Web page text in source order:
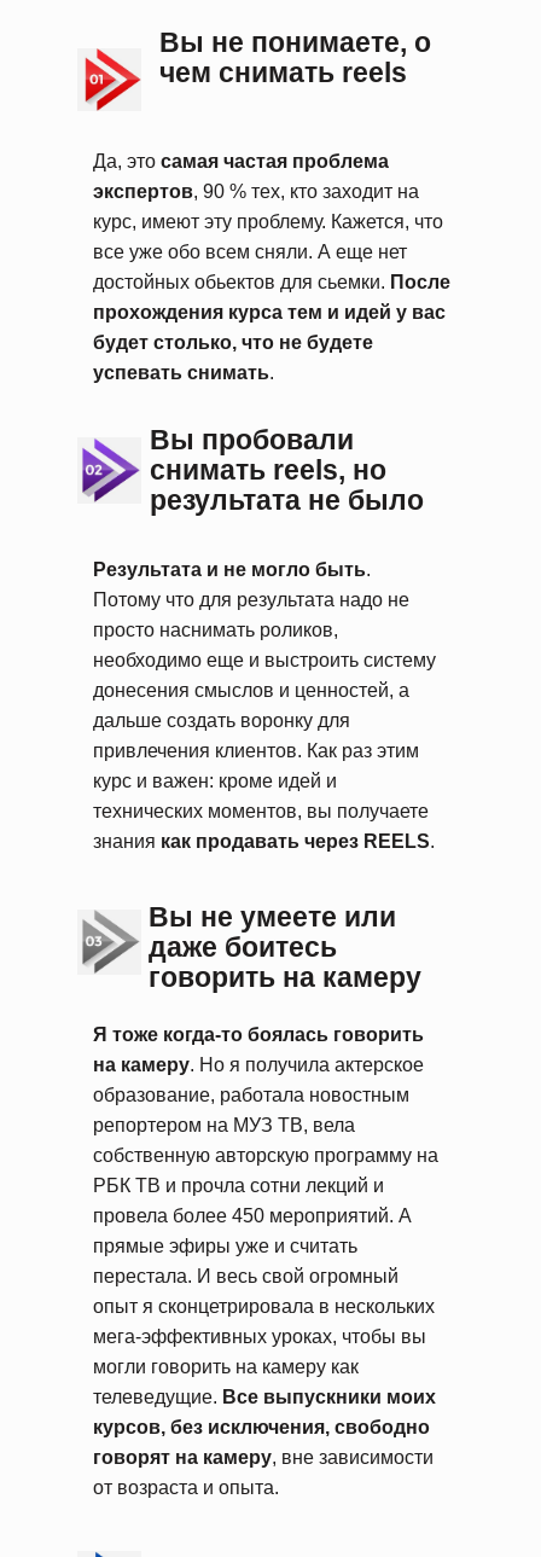
Вы не понимаете, о
чем снимать reels
Да, это самая частая проблема
экспертов, 90 % тех, кто заходит на
курс, имеют эту проблему. Кажется, что
все уже обо всем сняли. А еще нет
достойных обьектов для сьемки. После
прохождения курса тем и идей у вас
будет столько, что не будете
успевать снимать.
Вы пробовали
снимать reels, но
результата не было
Результата и не могло быть.
Потому что для результата надо не
просто наснимать роликов,
необходимо еще и выстроить систему
донесения смыслов и ценностей, а
дальше создать воронку для
привлечения клиентов. Как раз этим
курс и важен: кроме идей и
технических моментов, вы получаете
знания как продавать через REELS.
Вы не умеете или
даже боитесь
говорить на камеру
Я тоже когда-то боялась говорить
на камеру. Но я получила актерское
образование, работала новостным
репортером на МУЗ ТВ, вела
собственную авторскую программу на
РБК ТВ и прочла сотни лекций и
провела более 450 мероприятий. А
прямые эфиры уже и считать
перестала. И весь свой огромный
опыт я сконцетрировала в нескольких
мега-эффективных уроках, чтобы вы
могли говорить на камеру как
телеведущие. Все выпускники моих
курсов, без исключения, свободно
говорят на камеру, вне зависимости
от возраста и опыта.